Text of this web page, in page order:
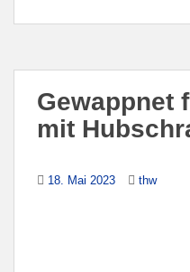
Gewappnet
mit
18. Mai 2023 thw